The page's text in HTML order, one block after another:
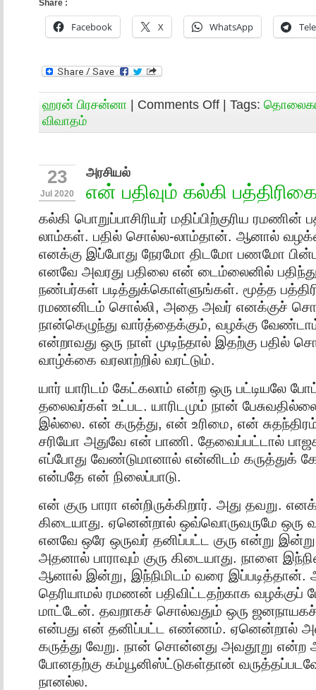
Share :
Facebook X WhatsApp
ஹரன் பிரசன்னா | Comments Off | Tags:
விவாதம்
23
Jul 2020
அரசியல்
என் பதிவும் கல்கி
கல்கி பொறுப்பாசிரியர் மதிப்பிற்குரிய
லாம்கள். பதில் சொல்ல-லாம்தான். ஆனால்
எனக்கு இப்போது நேரமோ திடமோ பணமோ
எனவே அவரது பதிலை என் டைம்லைனில்
நண்பர்கள் படித்துக்கொள்ளுங்கள். மூத்த
ரமணனிடம் சொல்லி, அதை அவர் எனக்குச்
நான்கெழுந்து வார்த்தைக்கும், வழக்கு
என்றாவது ஒரு நாள் முடிந்தால் இதற்கு பதில்
வாழ்க்கை வரலாற்றில் வரட்டும்.
யார் யாரிடம் கேட்கலாம் என்ற ஒரு பட்டியலே
தலைவர்கள் உட்பட. யாரிடமும் நான்
இல்லை. என் கருத்து, என் உரிமை, என்
சரியோ அதுவே என் பாணி. தேவைப்பட்டால்
எப்போது வேண்டுமானால் என்னிடம் கருத்துக்
என்பதே என் நிலைப்பாடு.
என் குரு பாரா என்றிருக்கிறார். அது தவறு.
கிடையாது. ஏனென்றால் ஒவ்வொருவருமே ஒரு
எனவே ஒரே ஒருவர் தனிப்பட்ட குரு என்று
அதனால் பாராவும் குரு கிடையாது. நாளை
ஆனால் இன்று, இந்நிமிடம் வரை
தெரியாமல் ரமணன் பதிவிட்டதற்காக வழக்குப்
மாட்டேன். தவறாகச் சொல்வதும் ஒரு
என்பது என் தனிப்பட்ட எண்ணம். ஏனென்றால்
கருத்து வேறு. நான் சொன்னது அவதூறு என்ற
போனதற்கு கம்யூனிஸ்ட்டுகள்தான்
நானல்ல.